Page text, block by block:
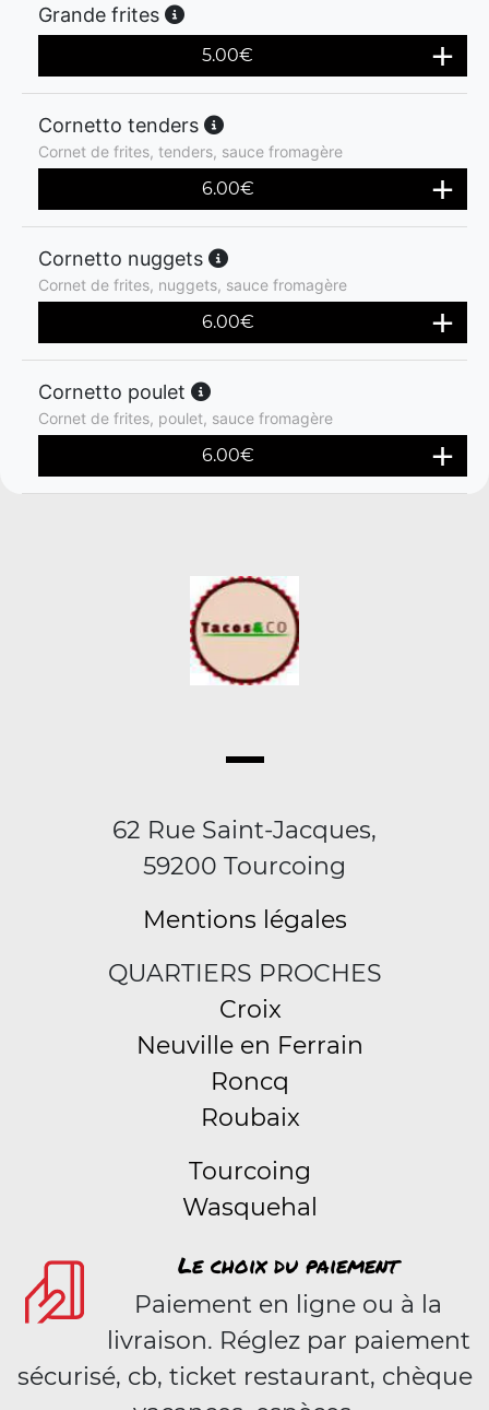
Grande frites
5.00€
Cornetto tenders
Cornet de frites, tenders, sauce fromagère
6.00€
Cornetto nuggets
Cornet de frites, nuggets, sauce fromagère
6.00€
Cornetto poulet
Cornet de frites, poulet, sauce fromagère
6.00€
62 Rue Saint-Jacques,
59200 Tourcoing
Mentions légales
QUARTIERS PROCHES
Croix
Neuville en Ferrain
Roncq
Roubaix
Tourcoing
Wasquehal
Le choix du paiement
Paiement en ligne ou à la
livraison. Réglez par paiement
sécurisé, cb, ticket restaurant, chèque